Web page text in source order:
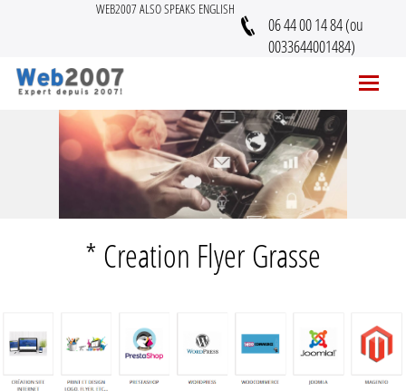
WEB2007 ALSO SPEAKS ENGLISH
06 44 00 14 84 (ou
0033644001484)
* Creation Flyer Grasse